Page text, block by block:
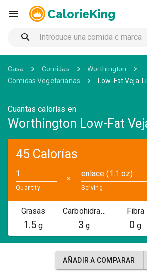
CalorieKing
Casa Comidas
Worthington
Comidas Vegetarianas
Low-Fat Veja-
Cuantas calorías en
Worthington Low-Fat
45 Calorías
Quantity
✕
enlace (1.1 oz)
Serving
Grasas
1.5g
Carbohidratos
3 g
Fibra
0 g
AÑADIR A COMPARAR